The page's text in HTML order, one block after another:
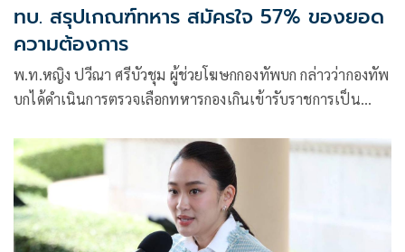
ทบ. สรุปเกณฑ์ทหาร สมัครใจ 57% ของยอด
ความต้องการ
พ.ท.หญิง ปวีณา ศรีบัวชุม ผู้ช่วยโฆษกกองทัพบก กล่าวว่ากองทัพ
บกได้ดำเนินการตรวจเลือกทหารกองเกินเข้ารับราชการเป็น
เมษายน 2568 (เว้นวันที่ 6 เมษายน)